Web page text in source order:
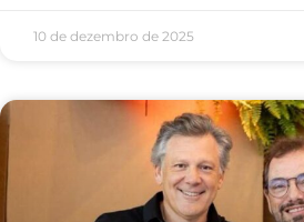
10 de dezembro de 2025